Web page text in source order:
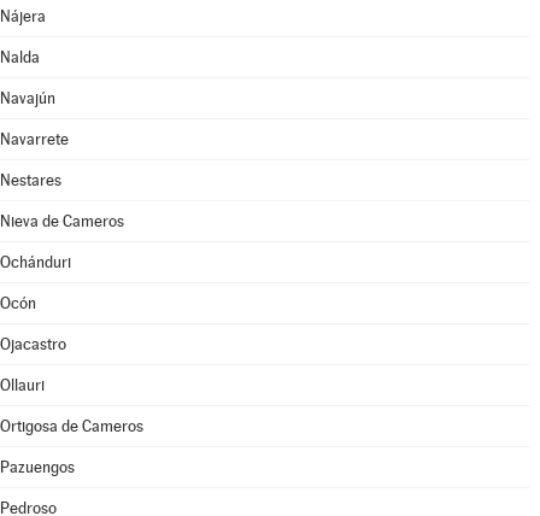
Nájera
Nalda
Navajún
Navarrete
Nestares
Nieva de Cameros
Ochánduri
Ocón
Ojacastro
Ollauri
Ortigosa de Cameros
Pazuengos
Pedroso